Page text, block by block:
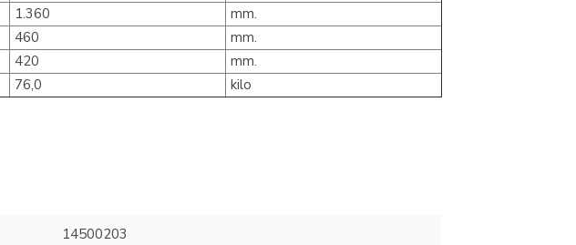
1.360
mm.
460
mm.
420
mm.
76,0
kilo
14500203